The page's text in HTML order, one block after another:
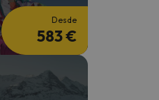
Desde
583 €